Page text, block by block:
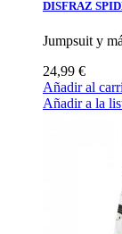
DISFRAZ
Jumpsuit y
24,99 €
Añadir al
Añadir a la